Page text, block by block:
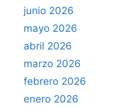
junio 2026
mayo 2026
abril 2026
marzo 2026
febrero 2026
enero 2026